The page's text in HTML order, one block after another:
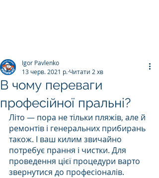
В чому переваги
професійної пральні?
Igor Pavlenko
13 черв. 2021 р. Читати 2 хв
Літо — пора не тільки пляжів, але й
ремонтів і генеральних прибирань
також. І ваш килим звичайно
потребує прання і чистки. Для
проведення цієї процедури варто
звернутися до професіоналів.